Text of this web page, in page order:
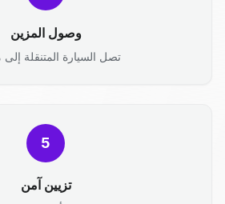
وصول المزين
تصل السيارة المتنقلة
5
تزيين آمن